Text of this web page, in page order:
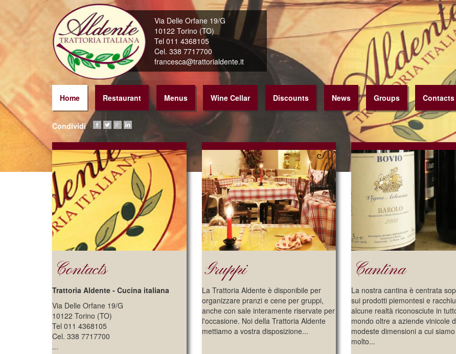
content
Via Delle Orfane 19/G
10122 Torino (TO)
Tel 011 4368105
Cel. 338 7717700
francesca@trattorialdente.it
Home Restaurant Menus Wine Cellar Discounts News Groups Contacts
Condividi
Contacts
Trattoria Aldente - Cucina italiana
Via Delle Orfane 19/G
10122 Torino (TO)
Tel 011 4368105
Cel. 338 7717700
...
Gruppi
La Trattoria Aldente è disponibile per
organizzare pranzi e cene per gruppi,
anche con sale interamente riservate per
l'occasione. Noi della Trattoria Aldente
mettiamo a vostra disposizione...
Cantina
La nostra cantina è centrata
sui prodotti piemontesi e
alcune realtà riconosciute in
mondo oltre a aziende vinicole
modeste dimensioni a cui
molto...